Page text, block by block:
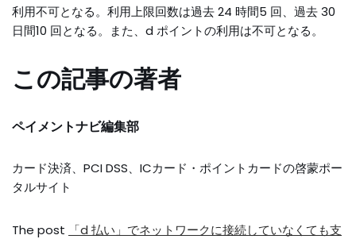
利用不可となる。利用上限回数は過去 24 時間5 回、過去 30
日間10 回となる。また、d ポイントの利用は不可となる。
この記事の著者
ペイメントナビ編集部
カード決済、PCI DSS、ICカード・ポイントカードの啓蒙ポー
タルサイト
The post
「d 払い」でネットワークに接続していなくても支